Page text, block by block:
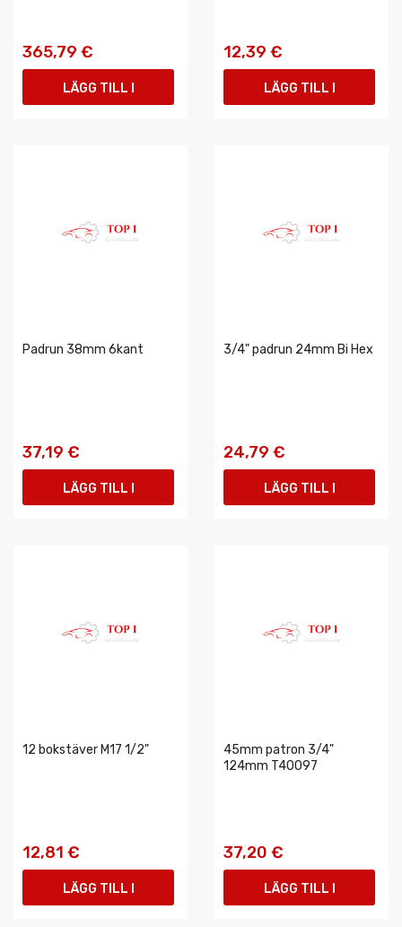
365,79 €
LÄGG TILL I
12,39 €
LÄGG TILL I
Padrun 38mm 6kant
37,19 €
LÄGG TILL I
3/4" padrun 24mm Bi Hex
24,79 €
LÄGG TILL I
12 bokstäver M17 1/2"
12,81 €
LÄGG TILL I
45mm patron 3/4"
124mm T40097
37,20 €
LÄGG TILL I